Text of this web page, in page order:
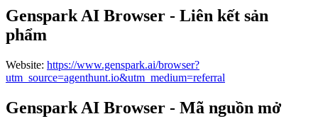
Genspark AI Browser - Liên kết sản
phẩm
Website: https://www.genspark.ai/browser?
utm_source=agenthunt.io&utm_medium=referral
Genspark AI Browser - Mã nguồn mở